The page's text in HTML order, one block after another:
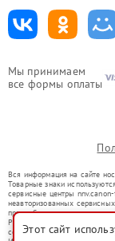
Мы принимаем
все формы оплаты
Вся информация на сайте
Товарные знаки
сервисные центры
неавторизованных
правообладателями
Ремонт осуществляется для
со статьей 1487 ГК РФ.
Этот сайт